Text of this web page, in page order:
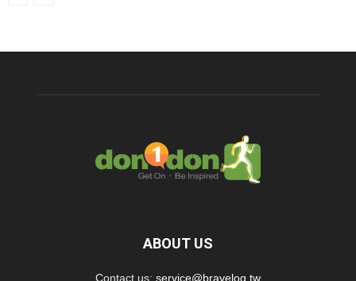
ABOUT US
Contact us: service@bravelog.tw